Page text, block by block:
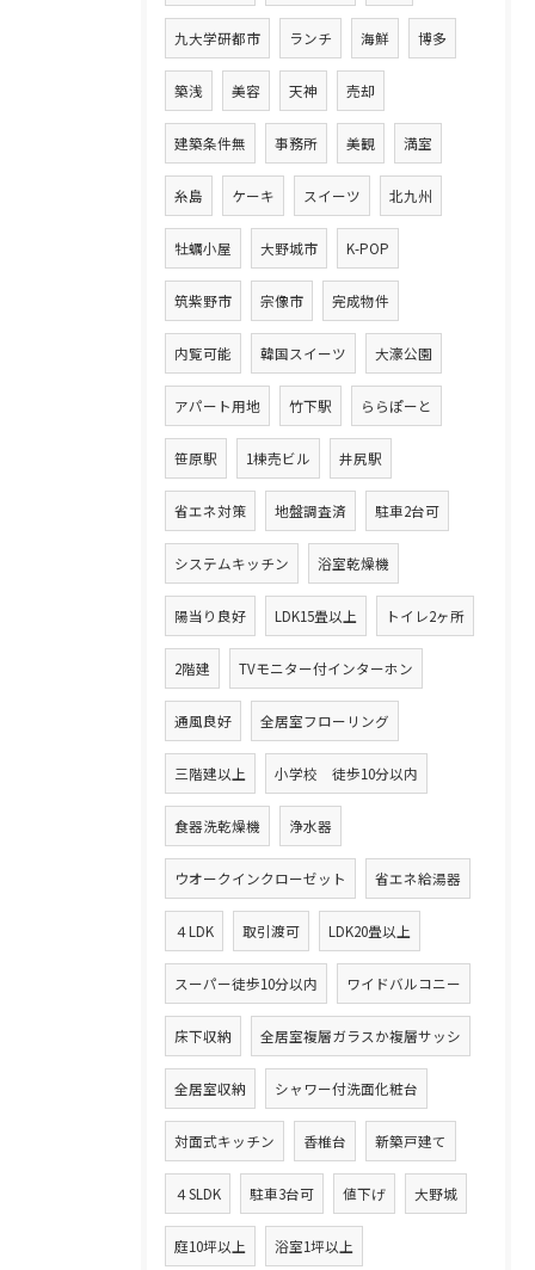
九大学研都市 ランチ 海鮮 博多
築浅 美容 天神 売却
建築条件無 事務所 美観 満室
糸島 ケーキ スイーツ 北九州
牡蠣小屋 大野城市 K-POP
筑紫野市 宗像市 完成物件
内覧可能 韓国スイーツ 大濠公園
アパート用地 竹下駅 ららぽーと
笹原駅 1棟売ビル 井尻駅
省エネ対策 地盤調査済 駐車2台可
システムキッチン 浴室乾燥機
陽当り良好 LDK15畳以上 トイレ2ヶ所
2階建 TVモニター付インターホン
通風良好 全居室フローリング
三階建以上 小学校 徒歩10分以内
食器洗乾燥機 浄水器
ウオークインクローゼット 省エネ給湯器
４LDK 取引渡可 LDK20畳以上
スーパー徒歩10分以内 ワイドバルコニー
床下収納 全居室複層ガラスか複層サッシ
全居室収納 シャワー付洗面化粧台
対面式キッチン 香椎台 新築戸建て
４SLDK 駐車3台可 値下げ 大野城
庭10坪以上 浴室1坪以上